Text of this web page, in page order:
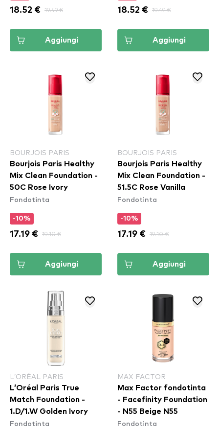
18.52 € 19.49 €
Aggiungi
18.52 € 19.49 €
Aggiungi
BOURJOIS PARIS
Bourjois Paris Healthy
Mix Clean Foundation -
50C Rose Ivory
Fondotinta
-10%
17.19 € 19.10 €
Aggiungi
BOURJOIS PARIS
Bourjois Paris Healthy
Mix Clean Foundation -
51.5C Rose Vanilla
Fondotinta
-10%
17.19 € 19.10 €
Aggiungi
L’ORÉAL PARIS
L’Oréal Paris True
Match Foundation -
1.D/1.W Golden Ivory
Fondotinta
MAX FACTOR
Max Factor fondotinta
- Facefinity Foundation
- N55 Beige N55
Fondotinta